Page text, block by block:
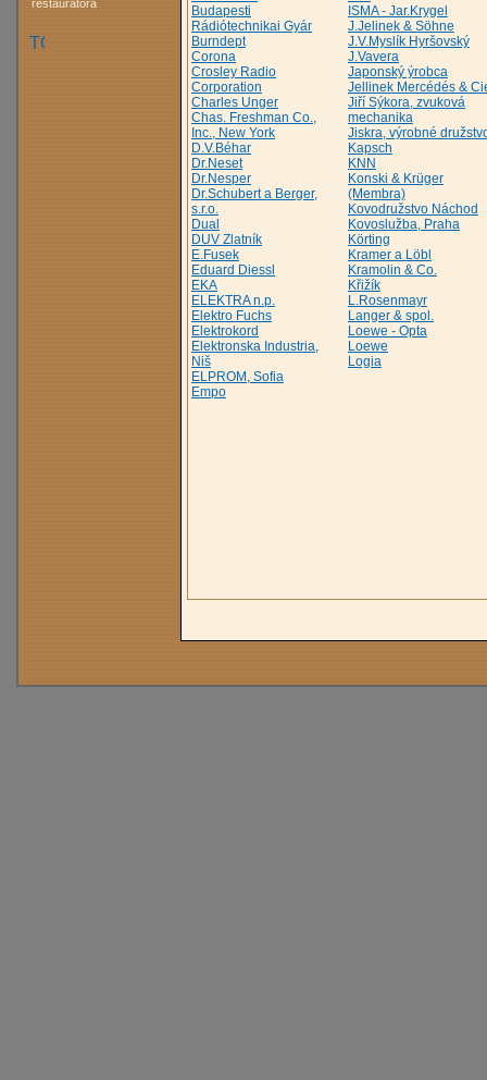
reštaurátora
Budapesti
Rádiótechnikai Gyár
Burndept
Corona
Crosley Radio
Corporation
Charles Unger
Chas. Freshman Co.,
Inc., New York
D.V.Béhar
Dr.Neset
Dr.Nesper
Dr.Schubert a Berger,
s.r.o.
Dual
DUV Zlatník
E.Fusek
Eduard Diessl
EKA
ELEKTRA n.p.
Elektro Fuchs
Elektrokord
Elektronska Industria,
Niš
ELPROM, Sofia
Empo
ISMA - Jar.Krygel
J.Jelinek & Söhne
J.V.Myslík Hyršovský
J.Vavera
Japonský ýrobca
Jellinek Mercédés &
Jiří Sýkora, zvuková
mechanika
Jiskra, výrobné
Kapsch
KNN
Konski & Krüger
(Membra)
Kovodružstvo Náchod
Kovoslužba, Praha
Körting
Kramer a Löbl
Kramolin & Co.
Křižík
L.Rosenmayr
Langer & spol.
Loewe - Opta
Loewe
Logia